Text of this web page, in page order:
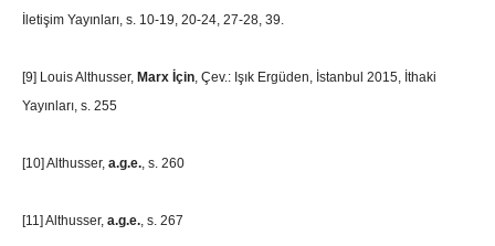
İletişim Yayınları, s. 10-19, 20-24, 27-28, 39.
[9] Louis Althusser, Marx İçin, Çev.: Işık Ergüden, İstanbul 2015, İthaki
Yayınları, s. 255
[10] Althusser, a.g.e., s. 260
[11] Althusser, a.g.e., s. 267